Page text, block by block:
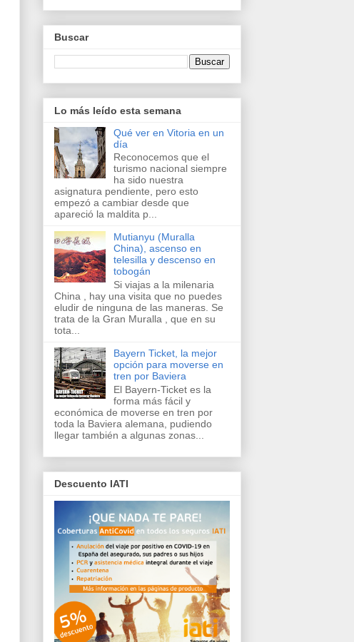
Buscar
Lo más leído esta semana
Qué ver en Vitoria en un
día
Reconocemos que el
turismo nacional siempre
ha sido nuestra
asignatura pendiente, pero esto
empezó a cambiar desde que
apareció la maldita p...
Mutianyu (Muralla
China), ascenso en
telesilla y descenso en
tobogán
Si viajas a la milenaria
China , hay una visita que no puedes
eludir de ninguna de las maneras. Se
trata de la Gran Muralla , que en su
tota...
Bayern Ticket, la mejor
opción para moverse en
tren por Baviera
El Bayern-Ticket es la
forma más fácil y
económica de moverse en tren por
toda la Baviera alemana, pudiendo
llegar también a algunas zonas...
Descuento IATI